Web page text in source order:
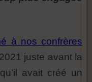
à nos confrères
juste avant la
avait créé un